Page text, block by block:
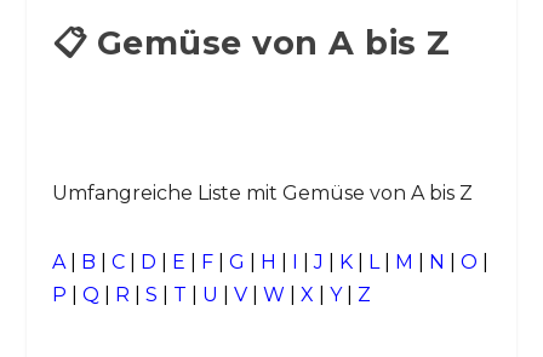
📋 Gemüse von A bis Z
Umfangreiche Liste mit Gemüse von A bis Z
A| B C| D E F| G H I |J K| L| M N O
P
Q R S T U V| W X Y| Z